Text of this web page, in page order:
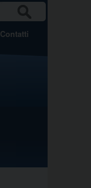
CA
Contatti